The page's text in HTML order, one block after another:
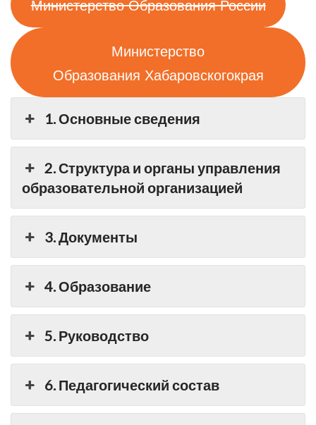
Министерство Образования России
Министерство
Образования Хабаровскогокрая
1. Основные сведения
2. Структура и органы управления
образовательной организацией
3. Документы
4. Образование
5. Руководство
6. Педагогический состав